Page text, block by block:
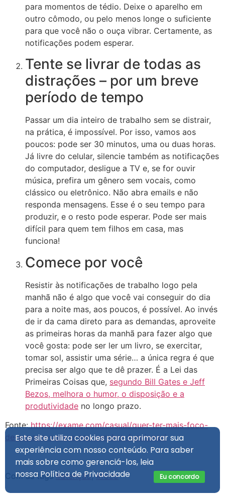
para momentos de tédio. Deixe o aparelho em
outro cômodo, ou pelo menos longe o suficiente
para que você não o ouça vibrar. Certamente, as
notificações podem esperar.
Tente se livrar de todas as
distrações – por um breve
período de tempo
Passar um dia inteiro de trabalho sem se distrair,
na prática, é impossível. Por isso, vamos aos
poucos: pode ser 30 minutos, uma ou duas horas.
Já livre do celular, silencie também as notificações
do computador, desligue a TV e, se for ouvir
música, prefira um gênero sem vocais, como
clássico ou eletrônico. Não abra emails e não
responda mensagens. Esse é o seu tempo para
produzir, e o resto pode esperar. Pode ser mais
difícil para quem tem filhos em casa, mas
funciona!
Comece por você
Resistir às notificações de trabalho logo pela
manhã não é algo que você vai conseguir do dia
para a noite mas, aos poucos, é possível. Ao invés
de ir da cama direto para as demandas, aproveite
as primeiras horas da manhã para fazer algo que
você gosta: pode ser ler um livro, se exercitar,
tomar sol, assistir uma série… a única regra é que
precisa ser algo que te dê prazer. É a Lei das
Primeiras Coisas que, segundo Bill Gates e Jeff
Bezos, melhora o humor, o disposição e a
produtividade no longo prazo.
Fonte:https://exame.com/casual/quer-ter-mais-foco-
de-espaco-para-o-seu-cerebro-funcionar/
Com as tags#atenção,#foco
Este site utiliza cookies para aprimorar sua
experiência com nosso conteúdo. Para saber
mais sobre como gerenciá-los, leia
nossa Política de Privacidade Eu concordo